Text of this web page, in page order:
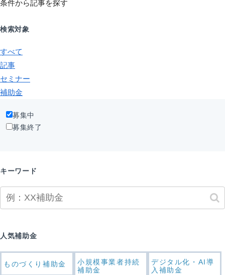
条件から記事を探す
検索対象
すべて
記事
セミナー
補助金
募集中
募集終了
キーワード
人気補助金
ものづくり補助金
小規模事業者持続
補助金
デジタル化・AI導
入補助金